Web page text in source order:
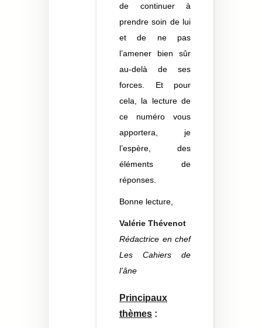
de continuer à
prendre soin de lui
et de ne pas
l’amener bien sûr
au-delà de ses
forces. Et pour
cela, la lecture de
ce numéro vous
apportera, je
l’espère, des
éléments de
réponses.
Bonne lecture,
Valérie Thévenot
Rédactrice en chef
Les Cahiers de
l’âne
Principaux
thèmes :